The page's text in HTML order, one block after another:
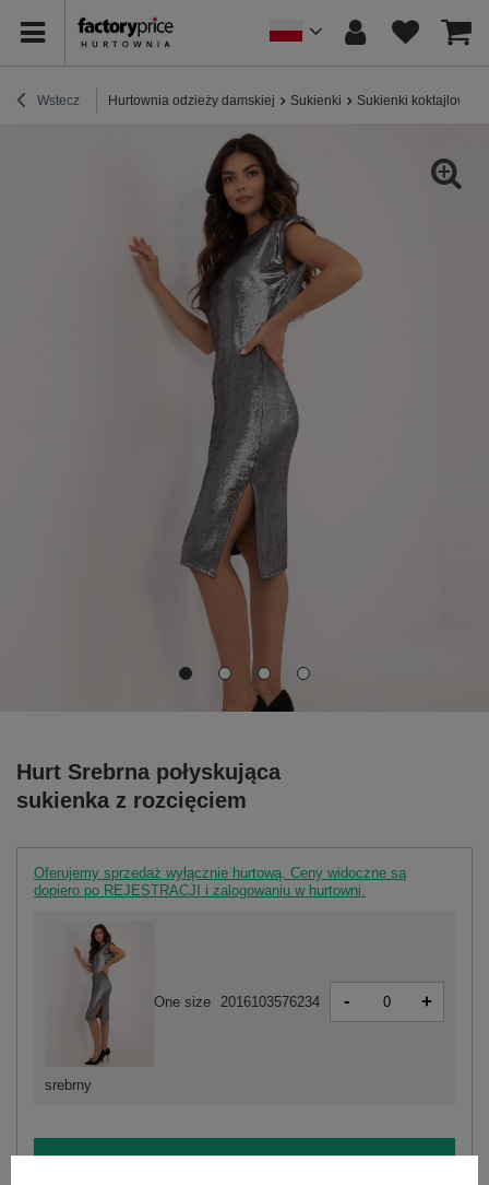
Wstecz Hurtownia odzieży damskiej Sukienki Sukienki koktajlowe /
Hurt Srebrna połyskująca
sukienka z rozcięciem
Oferujemy sprzedaż wyłącznie hurtową. Ceny widoczne są
dopiero po REJESTRACJI i zalogowaniu w hurtowni.
srebrny
One size 2016103576234 - +